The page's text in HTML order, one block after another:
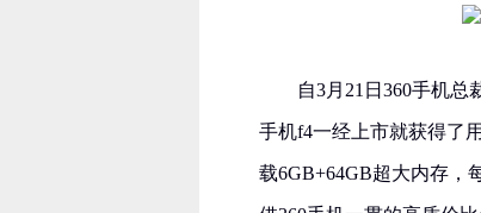
自3月21日360手机总
手机f4一经上市就获得了
载6GB+64GB超大内存，